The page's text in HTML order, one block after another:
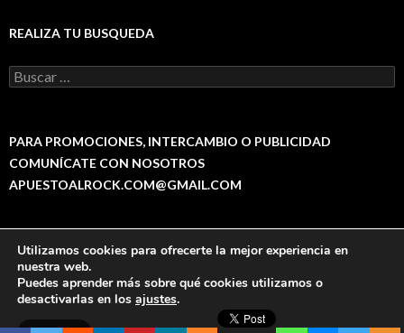
REALIZA TU BUSQUEDA
B
u
a
:
PARA PROMOCIONES, INTERCAMBIO O PUBLICIDAD
COMUNÍCATE CON NOSOTROS
APUESTOALROCK.COM@GMAIL.COM
Política de Privacidad Funciona gracias a WordPress
This site is protected by
Utilizamos cookies para ofrecerte la mejor experiencia en
nuestra web.
Puedes aprender más sobre qué cookies utilizamos o
desactivarlas en los ajustes.